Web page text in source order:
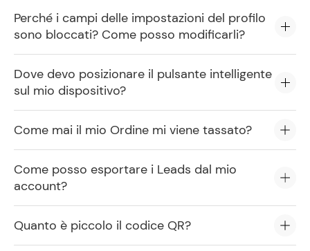
Perché i campi delle impostazioni del profilo
sono bloccati? Come posso modificarli?
Dove devo posizionare il pulsante intelligente
sul mio dispositivo?
Come mai il mio Ordine mi viene tassato?
Come posso esportare i Leads dal mio
account?
Quanto è piccolo il codice QR?